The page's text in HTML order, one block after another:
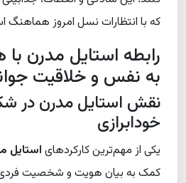
که با انتظارات نسل امروز هماهنگ
رابطه استایل مدرن با
به نفس و خلاقیت
نقش استایل مدرن در
خودابرازی
یکی از مهم‌ترین کارکردهایاستایل
کمک به بیان هویت و شخصیت